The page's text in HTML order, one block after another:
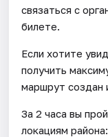
связаться с
билете.
Если хотите
получить
маршрут создан
За 2 часа вы
локациям